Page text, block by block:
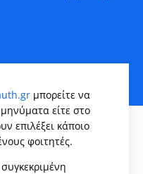
μπορείτε να
είτε στο
επιλέξει κάποιο
φοιτητές.